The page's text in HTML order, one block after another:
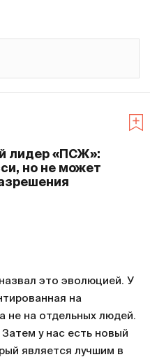
лидер «ПСЖ»:
но не может
это эволюцией. У
на
не на отдельных людей.
у нас есть новый
является лучшим в